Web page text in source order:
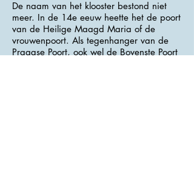
De naam van het klooster bestond niet
meer. In de 14e eeuw heette het de poort
van de Heilige Maagd Maria of de
vrouwenpoort. Als tegenhanger van de
Praagse Poort, ook wel de Bovenste Poort